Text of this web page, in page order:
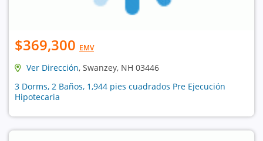
$369,300 EMV
Ver Dirección, Swanzey, NH 03446
3 Dorms, 2 Baños, 1,944 pies cuadrados Pre Ejecución
Hipotecaria